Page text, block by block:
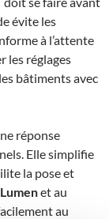
évite les
à l’attente
les réglages
bâtiments avec
réponse
Elle simplifie
la pose et
et au
au